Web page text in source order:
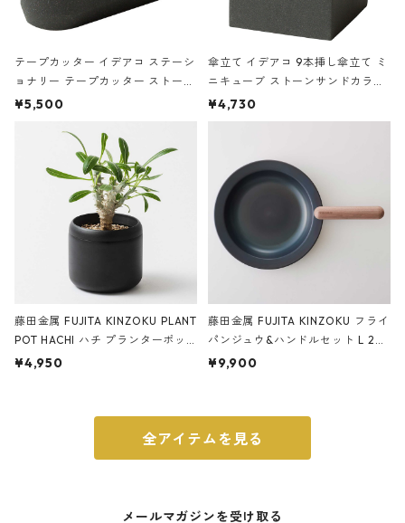
テープカッター イデアコ ステーシ
ョナリー テープカッター ストーン
サンドカラー 石調 ideaco Station
¥5,500
傘立て イデアコ 9本挿し傘立て ミ
ニキューブ ストーンサンドカラー
石調 ideaco Umbrella Stand CUB
E ストーンサンドブラック
¥4,730
藤田金属 FUJITA KINZOKU PLANT
POT HACHI ハチ プランターポッ
ト 3号 ブラック
¥4,950
藤田金属 FUJITA KINZOKU フライ
パンジュウ&ハンドルセット L 24c
m ガス火・IH対応 鉄フライパン
¥9,900
全アイテムを見る
メールマガジンを受け取る